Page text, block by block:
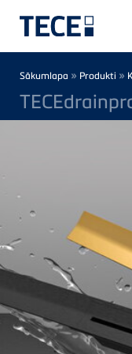
Sākumlapa » Produkti »